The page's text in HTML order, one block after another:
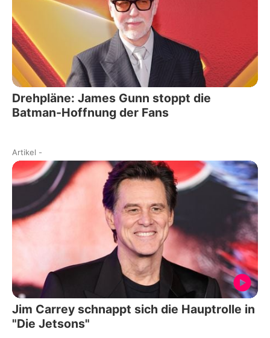
Drehpläne: James Gunn stoppt die
Batman-Hoffnung der Fans
Artikel -
Jim Carrey schnappt sich die Hauptrolle in
"Die Jetsons"